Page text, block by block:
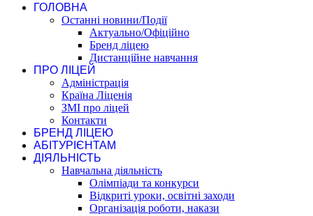
ГОЛОВНА
Останні новини/Події
Актуально/Офіційно
Бренд ліцею
Дистанційне навчання
ПРО ЛІЦЕЙ
Адміністрація
Країна Ліценія
ЗМІ про ліцей
Контакти
БРЕНД ЛІЦЕЮ
АБІТУРІЄНТАМ
ДІЯЛЬНІСТЬ
Навчальна діяльність
Олімпіади та конкурси
Відкриті уроки, освітні заходи
Організація роботи, накази